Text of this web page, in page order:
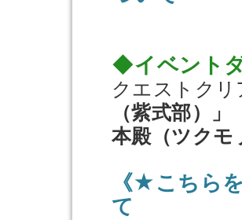
◆イベント
クエストク
（紫式部）
本殿（ツクモ
《★こちら
て